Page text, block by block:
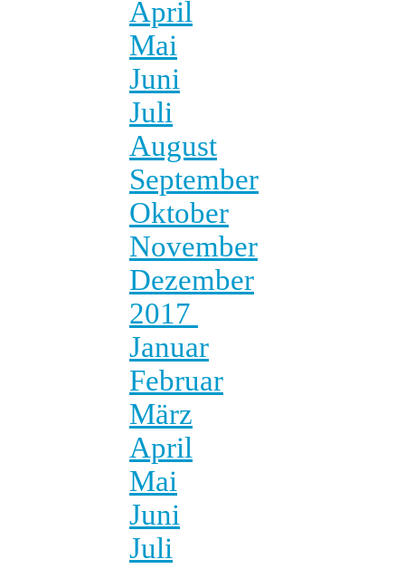
April
Mai
Juni
Juli
August
September
Oktober
November
Dezember
2017
Januar
Februar
März
April
Mai
Juni
Juli